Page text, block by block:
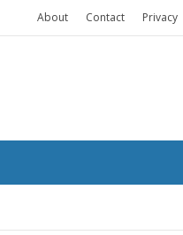
About Contact Privacy